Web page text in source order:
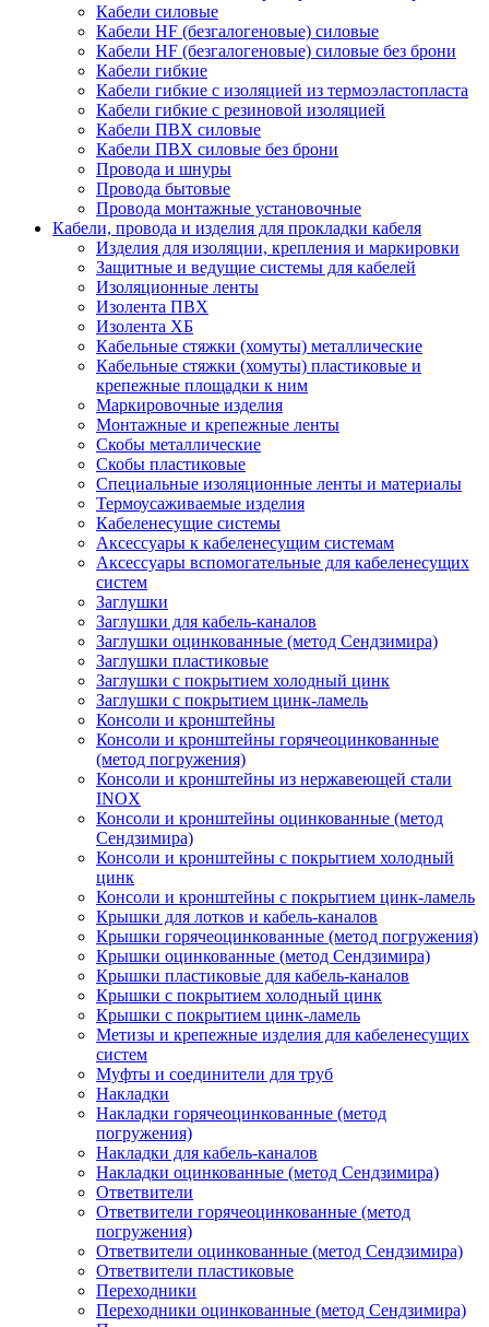
Кабели силовые
Кабели HF (безгалогеновые) силовые
Кабели HF (безгалогеновые) силовые без брони
Кабели гибкие
Кабели гибкие с изоляцией из термоэластопласта
Кабели гибкие с резиновой изоляцией
Кабели ПВХ силовые
Кабели ПВХ силовые без брони
Провода и шнуры
Провода бытовые
Провода монтажные установочные
Кабели, провода и изделия для прокладки кабеля
Изделия для изоляции, крепления и маркировки
Защитные и ведущие системы для кабелей
Изоляционные ленты
Изолента ПВХ
Изолента ХБ
Кабельные стяжки (хомуты) металлические
Кабельные стяжки (хомуты) пластиковые и
крепежные площадки к ним
Маркировочные изделия
Монтажные и крепежные ленты
Скобы металлические
Скобы пластиковые
Специальные изоляционные ленты и материалы
Термоусаживаемые изделия
Кабеленесущие системы
Аксессуары к кабеленесущим системам
Аксессуары вспомогательные для кабеленесущих
систем
Заглушки
Заглушки для кабель-каналов
Заглушки оцинкованные (метод Сендзимира)
Заглушки пластиковые
Заглушки с покрытием холодный цинк
Заглушки с покрытием цинк-ламель
Консоли и кронштейны
Консоли и кронштейны горячеоцинкованные
(метод погружения)
Консоли и кронштейны из нержавеющей стали
INOX
Консоли и кронштейны оцинкованные (метод
Сендзимира)
Консоли и кронштейны с покрытием холодный
цинк
Консоли и кронштейны с покрытием цинк-ламель
Крышки для лотков и кабель-каналов
Крышки горячеоцинкованные (метод погружения)
Крышки оцинкованные (метод Сендзимира)
Крышки пластиковые для кабель-каналов
Крышки с покрытием холодный цинк
Крышки с покрытием цинк-ламель
Метизы и крепежные изделия для кабеленесущих
систем
Муфты и соединители для труб
Накладки
Накладки горячеоцинкованные (метод
погружения)
Накладки для кабель-каналов
Накладки оцинкованные (метод Сендзимира)
Ответвители
Ответвители горячеоцинкованные (метод
погружения)
Ответвители оцинкованные (метод Сендзимира)
Ответвители пластиковые
Переходники
Переходники оцинкованные (метод Сендзимира)